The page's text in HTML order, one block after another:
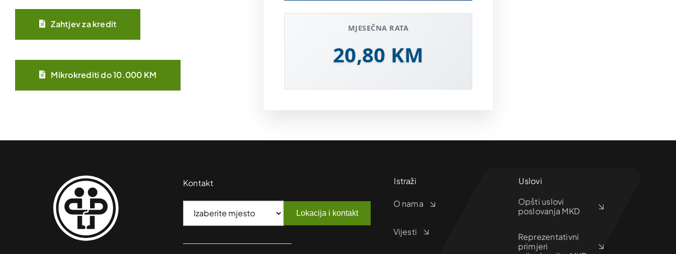
Zahtjev za kredit
Mikrokrediti do 10.000 KM
MJESEČNA RATA
20,80 KM
Kontakt
Lokacija i kontakt
Istraži
O nama
Vijesti
Uslovi
Opšti uslovi
poslovanja MKD
Reprezentativni
primjeri